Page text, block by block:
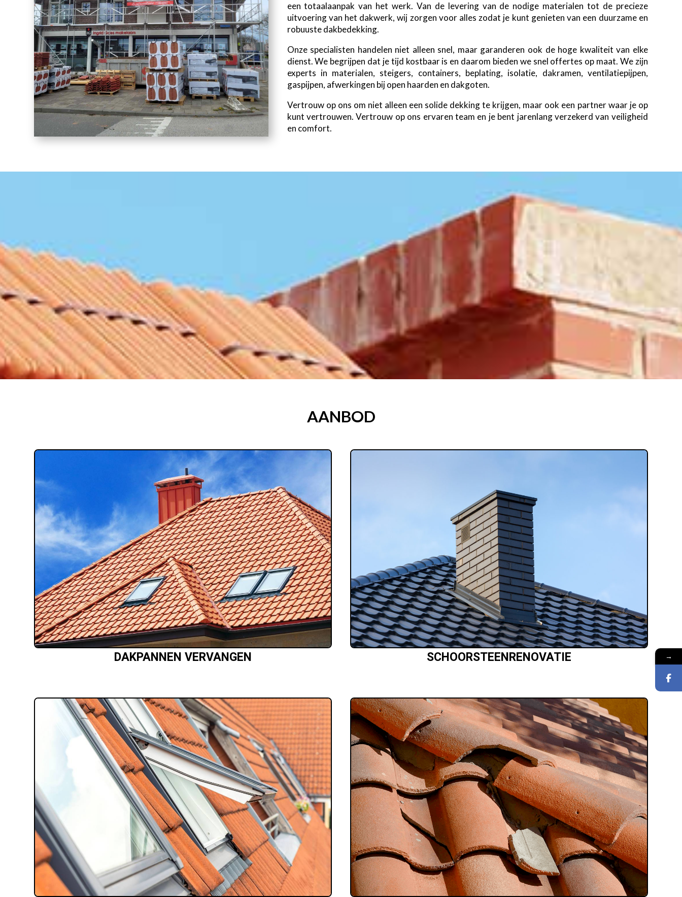
een totaalaanpak van het werk. Van de levering van de nodige materialen tot de precieze
uitvoering van het dakwerk, wij zorgen voor alles zodat je kunt genieten van een duurzame en
robuuste dakbedekking.
Onze specialisten handelen niet alleen snel, maar garanderen ook de hoge kwaliteit van elke
dienst. We begrijpen dat je tijd kostbaar is en daarom bieden we snel offertes op maat. We zijn
experts in materialen, steigers, containers, beplating, isolatie, dakramen, ventilatiepijpen,
gaspijpen, afwerkingen bij open haarden en dakgoten.
Vertrouw op ons om niet alleen een solide dekking te krijgen, maar ook een partner waar je op
kunt vertrouwen. Vertrouw op ons ervaren team en je bent jarenlang verzekerd van veiligheid
en comfort.
AANBOD
DAKPANNEN VERVANGEN SCHOORSTEENRENOVATIE →